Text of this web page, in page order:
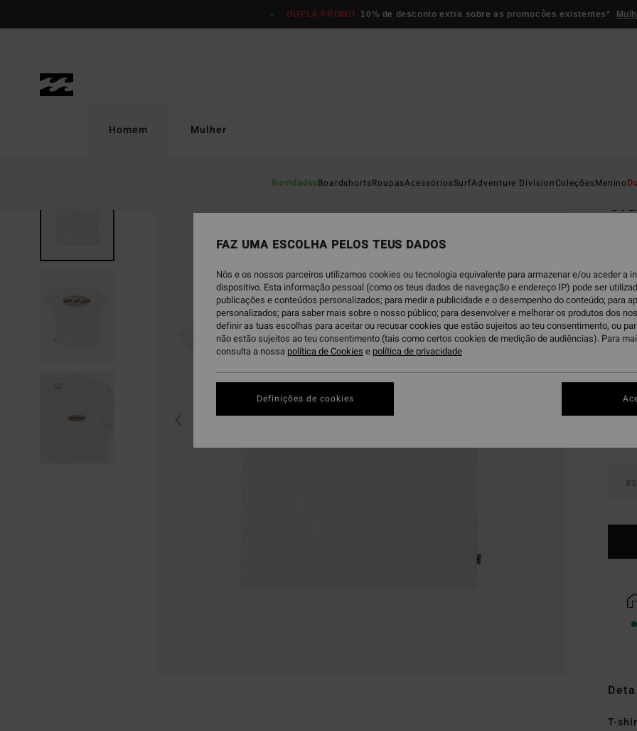
produto
DUPLA PROMO 10% de desconto extra sobre as promocôes existentes*
Homem
NovidadesBoardshortsRoupasAcessóriosSurfAdventure DivisionColeçõesMenino
Mulher
T-
€
€
XS
T-
FAZ UMA ESCOLHA PELOS TEUS DADOS
Nós e os nossos parceiros utilizamos cookies ou tecnologia equivalente para armazenar e/ou aceder a
dispositivo. Esta informação pessoal (como os teus dados de navegação e endereço IP) pode ser
publicações e conteúdos personalizados; para medir a publicidade e o desempenho do conteúdo; para
personalizados; para saber mais sobre o nosso público; para desenvolver e melhorar os produtos dos
definir as tuas escolhas para aceitar ou recusar cookies que estão sujeitos ao teu consentimento, ou
não estão sujeitos ao teu consentimento (tais como certos cookies de medição de audiências). Para
consulta a nossa política de Cookies e política de privacidade
Definições de cookies